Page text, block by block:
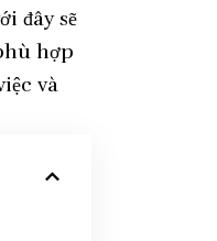
đây sẽ
hợp
và